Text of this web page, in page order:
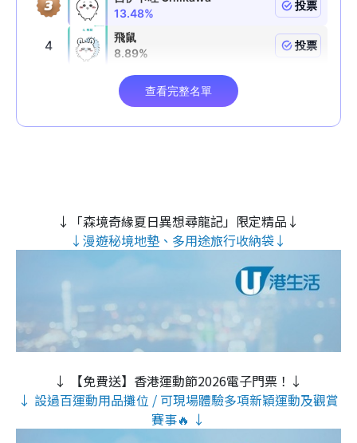
↓「森境奇緣夏日異想尋龍記」限定精品↓
↓漫遊秘境地墊、多用途旅行收納袋↓
↓ 【免費送】香港運動節2026電子門票！↓
↓ 設過百運動用品攤位 / 可現場體驗多項新穎運動及觀賞
賽事🔥 ↓